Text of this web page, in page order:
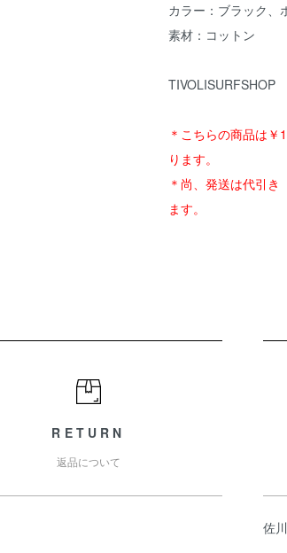
カラー：ブラック、
素材：コットン
TIVOLISURFSHOP
＊こちらの商品は
ります。
＊尚、発送は代引き
ます。
RETURN
返品について
佐